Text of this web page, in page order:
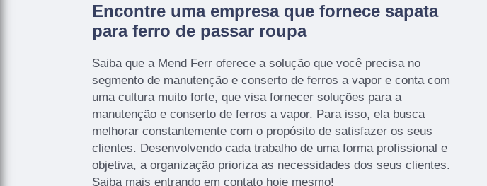
Encontre uma empresa que fornece sapata
para ferro de passar roupa
Saiba que a Mend Ferr oferece a solução que você precisa no
segmento de manutenção e conserto de ferros a vapor e conta com
uma cultura muito forte, que visa fornecer soluções para a
manutenção e conserto de ferros a vapor. Para isso, ela busca
melhorar constantemente com o propósito de satisfazer os seus
clientes. Desenvolvendo cada trabalho de uma forma profissional e
objetiva, a organização prioriza as necessidades dos seus clientes.
Saiba mais entrando em contato hoje mesmo!